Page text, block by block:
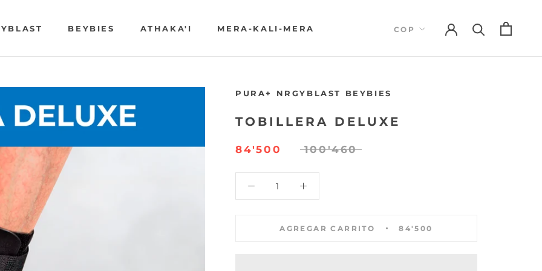
BEYBIES ATHAKA'I MERA-KALI-MERA
PURA+ NRGYBLAST BEYBIES
TOBILLERA DELUXE
84'500 100'460
AGREGAR CARRITO 84'500